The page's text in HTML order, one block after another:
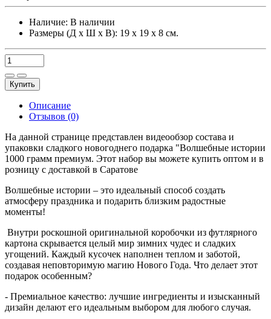
Наличие: В наличии
Размеры (Д х Ш х В): 19 х 19 х 8 см.
Купить
Описание
Отзывов (0)
На данной странице представлен видеообзор состава и
упаковки сладкого новогоднего подарка "Волшебные истории
1000 грамм премиум. Этот набор вы можете купить оптом и в
розницу с доставкой в Саратове
Волшебные истории – это идеальный способ создать
атмосферу праздника и подарить близким радостные
моменты!
Внутри роскошной оригинальной коробочки из футлярного
картона скрывается целый мир зимних чудес и сладких
угощений. Каждый кусочек наполнен теплом и заботой,
создавая неповторимую магию Нового Года. Что делает этот
подарок особенным?
- Премиальное качество: лучшие ингредиенты и изысканный
дизайн делают его идеальным выбором для любого случая.